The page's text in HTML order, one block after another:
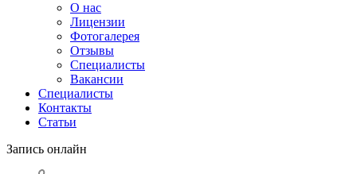
О нас
Лицензии
Фотогалерея
Отзывы
Специалисты
Вакансии
Специалисты
Контакты
Статьи
Запись онлайн